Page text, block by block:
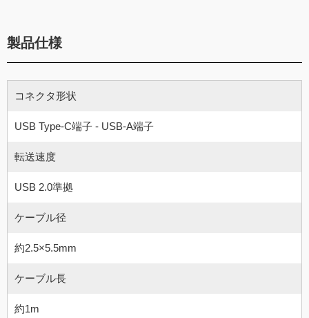
製品仕様
コネクタ形状
USB Type-C端子 - USB-A端子
転送速度
USB 2.0準拠
ケーブル径
約2.5×5.5mm
ケーブル長
約1m